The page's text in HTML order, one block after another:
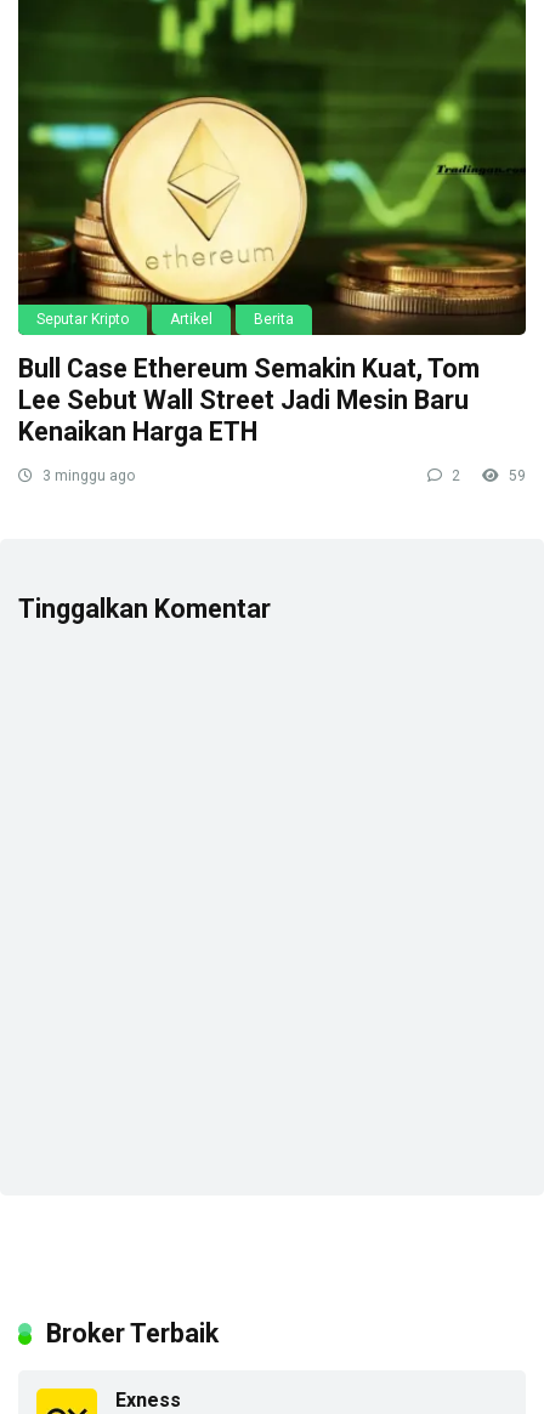
Seputar Kripto Artikel Berita
Bull Case Ethereum Semakin Kuat, Tom
Lee Sebut Wall Street Jadi Mesin Baru
Kenaikan Harga ETH
3 minggu ago 2 59
Tinggalkan Komentar
Broker Terbaik
Exness